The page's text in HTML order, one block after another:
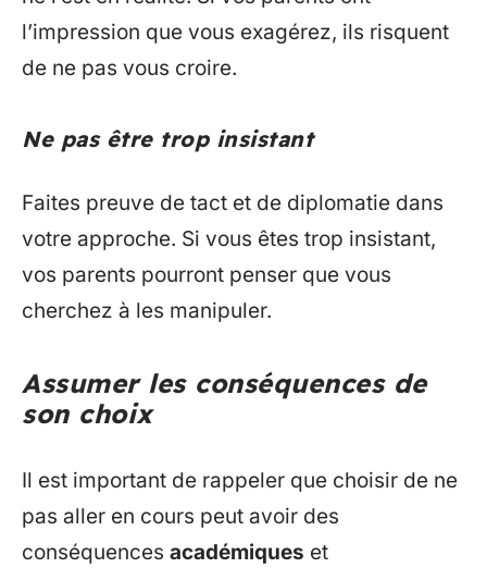
l’impression que vous exagérez, ils risquent
de ne pas vous croire.
Ne pas être trop insistant
Faites preuve de tact et de diplomatie dans
votre approche. Si vous êtes trop insistant,
vos parents pourront penser que vous
cherchez à les manipuler.
Assumer les conséquences de
son choix
Il est important de rappeler que choisir de ne
pas aller en cours peut avoir des
conséquences académiques et